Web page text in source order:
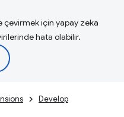
için yapay zeka
hata olabilir.
Develop